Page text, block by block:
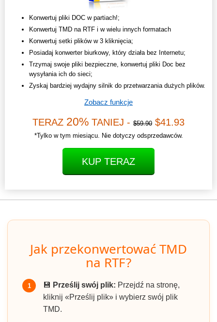
Konwertuj pliki DOC w partiach!;
Konwertuj TMD na RTF i w wielu innych formatach
Konwertuj setki plików w 3 kliknięcia;
Posiadaj konwerter biurkowy, który działa bez Internetu;
Trzymaj swoje pliki bezpieczne, konwertuj pliki Doc bez
wysyłania ich do sieci;
Zyskaj bardziej wydajny silnik do przetwarzania dużych plików.
Zobacz funkcje
TERAZ 20% TANIEJ - $59.90 $41.93
*Tylko w tym miesiącu. Nie dotyczy odsprzedawców.
KUP TERAZ
Jak przekonwertować TMD
na RTF?
1 💾 Prześlij swój plik: Przejdź na stronę,
kliknij «Prześlij plik» i wybierz swój plik
TMD.